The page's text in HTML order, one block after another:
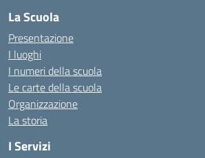
La Scuola
Presentazione
I luoghi
I numeri della scuola
Le carte della scuola
Organizzazione
La storia
I Servizi